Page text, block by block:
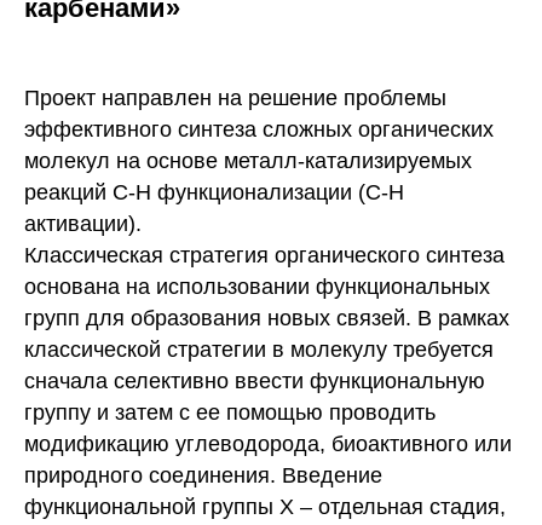
карбенами»
Проект направлен на решение проблемы
эффективного синтеза сложных органических
молекул на основе металл-катализируемых
реакций С-Н функционализации (С-Н
активации).
Классическая стратегия органического синтеза
основана на использовании функциональных
групп для образования новых связей. В рамках
классической стратегии в молекулу требуется
сначала селективно ввести функциональную
группу и затем с ее помощью проводить
модификацию углеводорода, биоактивного или
природного соединения. Введение
функциональной группы X – отдельная стадия,